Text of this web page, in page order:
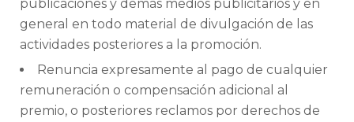
publicaciones y demás medios publicitarios y en
general en todo material de divulgación de las
actividades posteriores a la promoción.
Renuncia expresamente al pago de cualquier
remuneración o compensación adicional al
premio, o posteriores reclamos por derechos de